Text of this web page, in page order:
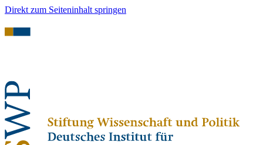
Direkt zum Seiteninhalt springen